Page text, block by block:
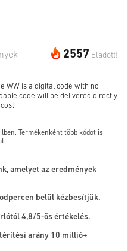
2557 Eladott!
WW is a digital code with no
code will be delivered directly
Termékenként több kódot is
amelyet az eredmények
belül kézbesítjük.
4,8/5-ös értékelés.
arány 10 millió+